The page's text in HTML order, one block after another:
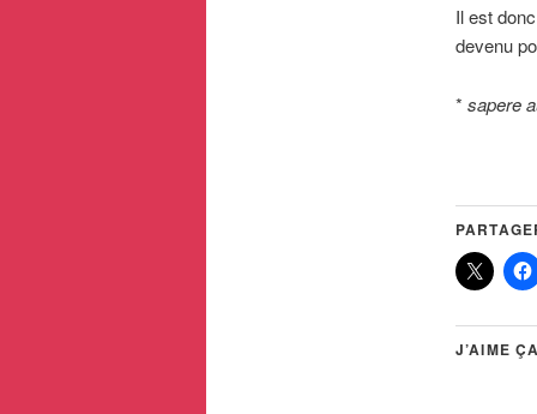
Il est
devenu
* sapere
J’AIME